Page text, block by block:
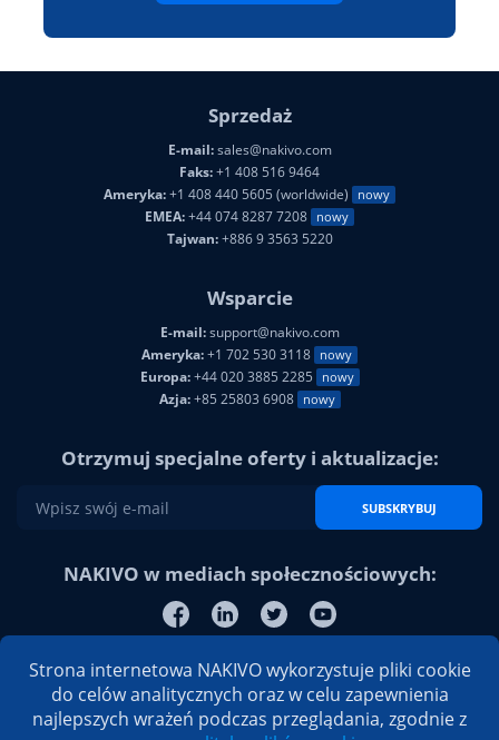
Sprzedaż
E-mail:sales@nakivo.com
Faks:+1 408 516 9464
Ameryka:+1 408 440 5605 (worldwide) nowy
EMEA:+44 074 8287 7208 nowy
Tajwan:+886 9 3563 5220
Wsparcie
E-mail:support@nakivo.com
Ameryka:+1 702 530 3118 nowy
Europa:+44 020 3885 2285 nowy
Azja:+85 25803 6908 nowy
Otrzymuj specjalne oferty i aktualizacje:
SUBSKRYBUJ
NAKIVO w mediach społecznościowych:
Strona internetowa NAKIVO wykorzystuje pliki cookie
do celów analitycznych oraz w celu zapewnienia
najlepszych wrażeń podczas przeglądania, zgodnie z